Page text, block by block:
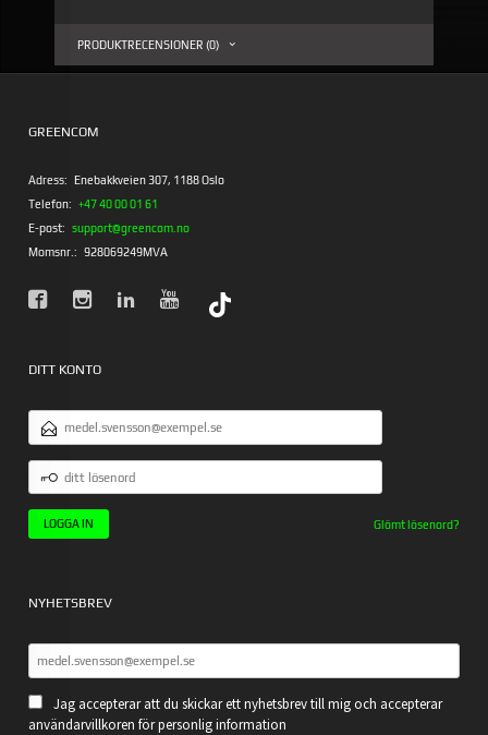
PRODUKTRECENSIONER (0)
GREENCOM
Adress: Enebakkveien 307, 1188 Oslo
Telefon: +47 40 00 01 61
E-post: support@greencom.no
Momsnr.: 928069249MVA
DITT KONTO
POSTADRESS
DITT
LÖSENORD
Glömt lösenord?
NYHETSBREV
Jag accepterar att du skickar ett nyhetsbrev till mig och accepterar
användarvillkoren för personlig information